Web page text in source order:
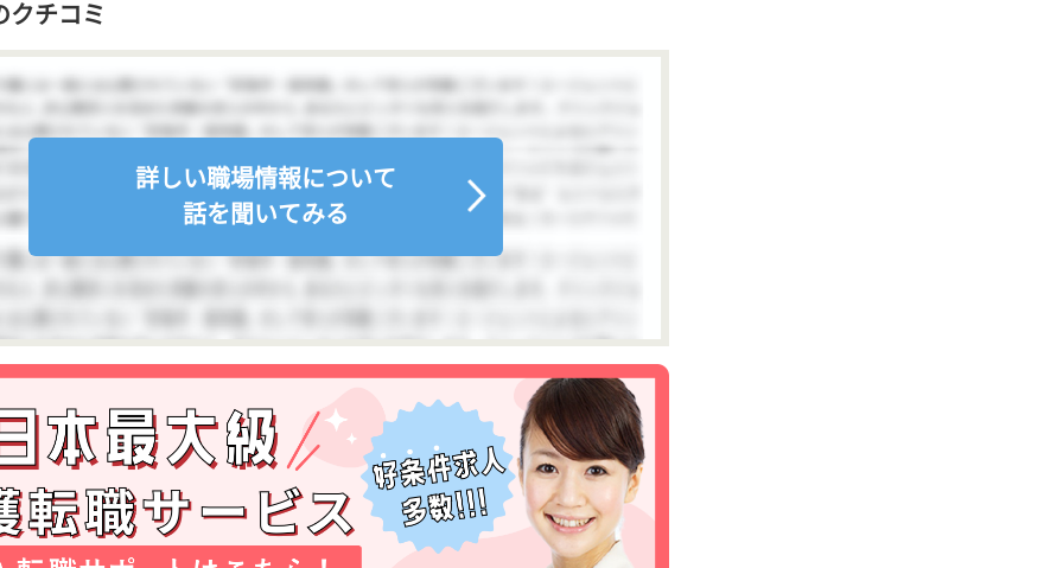
クチコミ
詳しい職場情報について
話を聞いてみる